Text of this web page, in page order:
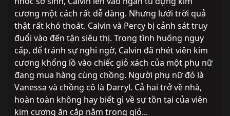
cương một cách rất dễ dàng. Nhưng lưới trời quả
thật rất khó thoát. Calvin và Percy bị cảnh sát truy
đuổi vào đến tận siêu thị. Trong tình huống nguy
cấp, để tránh sự nghi ngờ, Calvin đã nhét viên kim
cương khổng lồ vào chiếc giỏ xách của một phụ nữ
đang mua hàng cùng chồng. Người phụ nữ đó là
Vanessa và chồng cô là Darryl. Cả hai trở về nhà,
hoàn toàn không hay biết gì về sự tồn tại của viên
kim cương ăn cắp nằm trong giỏ...